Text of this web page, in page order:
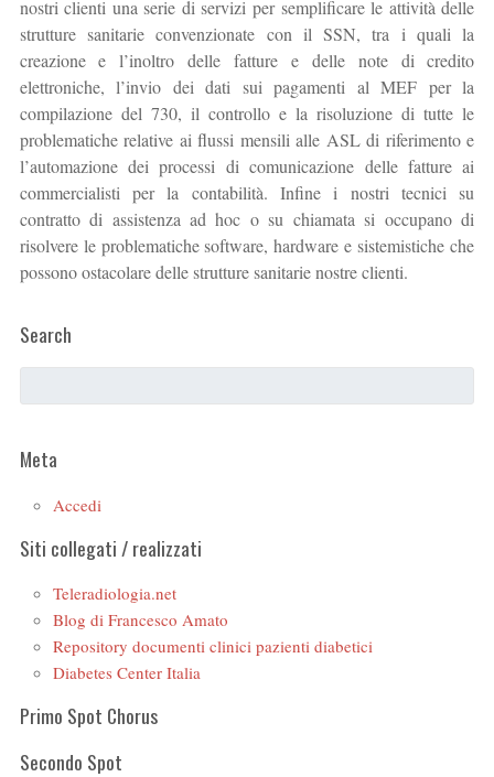
nostri clienti una serie di servizi per semplificare le attività delle
strutture sanitarie convenzionate con il SSN, tra i quali la
creazione e l’inoltro delle fatture e delle note di credito
elettroniche, l’invio dei dati sui pagamenti al MEF per la
compilazione del 730, il controllo e la risoluzione di tutte le
problematiche relative ai flussi mensili alle ASL di riferimento e
l’automazione dei processi di comunicazione delle fatture ai
commercialisti per la contabilità. Infine i nostri tecnici su
contratto di assistenza ad hoc o su chiamata si occupano di
risolvere le problematiche software, hardware e sistemistiche che
possono ostacolare delle strutture sanitarie nostre clienti.
Search
Meta
Accedi
Siti collegati / realizzati
Teleradiologia.net
Blog di Francesco Amato
Repository documenti clinici pazienti diabetici
Diabetes Center Italia
Primo Spot Chorus
Secondo Spot